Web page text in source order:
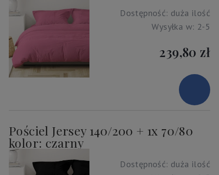
Dostępność: duża ilość
Wysyłka w: 2-5
239,80 zł
Pościel Jersey 140/200 + 1x 70/80
kolor: czarny
Dostępność: duża ilość